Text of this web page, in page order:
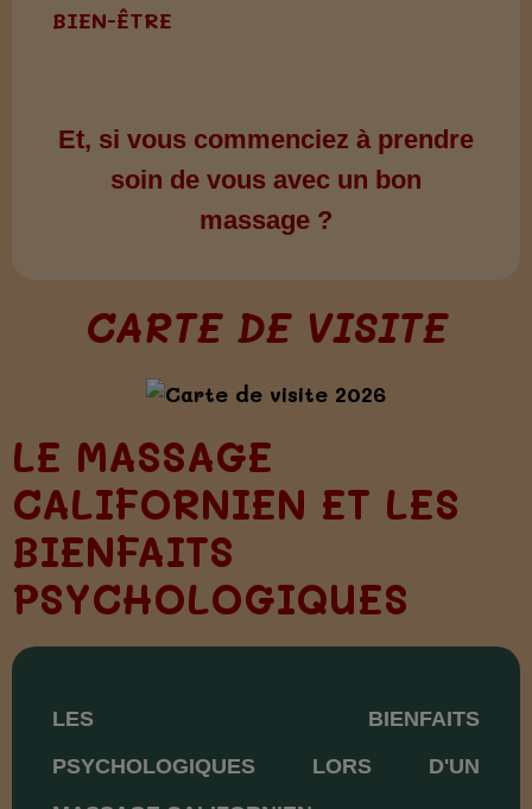
BIEN-ÊTRE
Et, si vous commenciez à prendre
soin de vous avec un bon
massage ?
CARTE DE VISITE
LE MASSAGE
CALIFORNIEN ET LES
BIENFAITS
PSYCHOLOGIQUES
LES BIENFAITS
PSYCHOLOGIQUES LORS D'UN